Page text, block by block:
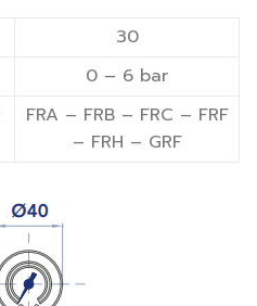
30
0 – 6 bar
FRA – FRB – FRC – FRF
– FRH – GRF